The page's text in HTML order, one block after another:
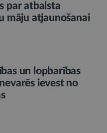
par atbalsta
māju atjaunošanai
un lopbarības
ievest no